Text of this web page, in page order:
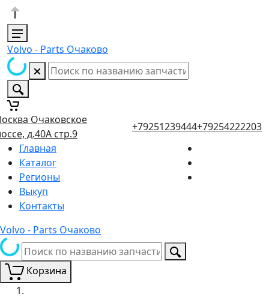
Volvo - Parts Очаково
Очаковское
д.40А стр.9
+79251239444+79254222203
Главная
Каталог
Регионы
Выкуп
Контакты
Volvo - Parts Очаково
Корзина